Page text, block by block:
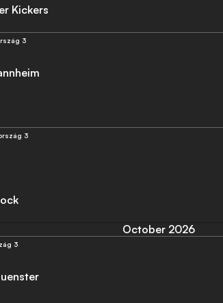
Kickers
3
3
October 2026
3